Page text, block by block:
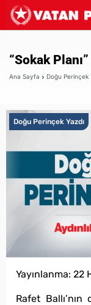
“Sokak
Ana Sayfa Doğu Perinçek
Doğu Perinçek Yazdı
Yayınlanma: 22
Rafet Ballı’nın